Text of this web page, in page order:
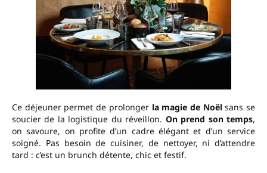
Ce déjeuner permet de prolonger la magie de Noëlsans se
soucier de la logistique du réveillon. On prend son temps,
on savoure, on profite d’un cadre élégant et d’un service
soigné. Pas besoin de cuisiner, de nettoyer, ni d’attendre
tard : c’est un brunch détente, chic et festif.